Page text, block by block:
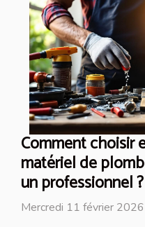
Comment choisir
matériel de
un professionnel ?
Mercredi 11 février